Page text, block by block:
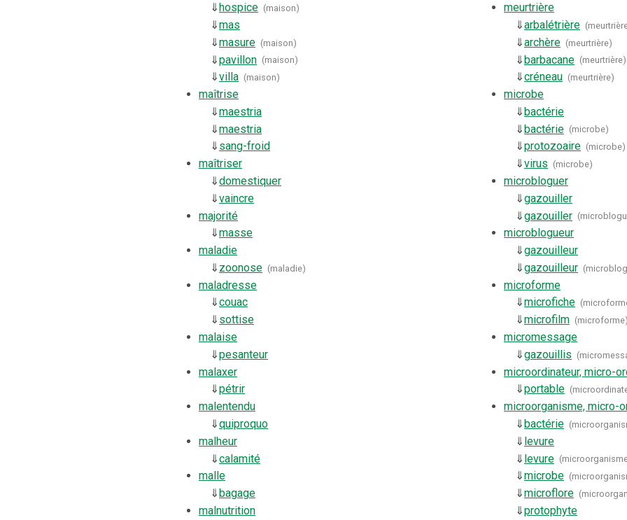
⇓ hospice (maison)
⇓mas
⇓masure (maison)
⇓pavillon (maison)
⇓villa (maison)
maîtrise
⇓maestria
⇓maestria
⇓ sang-froid
maîtriser
⇓domestiquer
⇓vaincre
majorité
⇓masse
maladie
⇓ zoonose (maladie)
maladresse
⇓couac
⇓ sottise
malaise
⇓pesanteur
malaxer
⇓pétrir
malentendu
⇓quiproquo
malheur
⇓calamité
malle
⇓bagage
malnutrition
meurtrière
⇓arbalétrière (
⇓archère (meurtrière)
⇓barbacane (meurtrière)
⇓créneau (meurtrière)
microbe
⇓bactérie
⇓bactérie (microbe)
⇓protozoaire (microbe)
⇓virus (microbe)
microbloguer
⇓gazouiller
⇓gazouiller (
microblogueur
⇓gazouilleur
⇓gazouilleur (
microforme
⇓microfiche (
⇓microfilm (microforme
micromessage
⇓gazouillis (
microordinateur, micro-
⇓portable (
microorganisme, micro-
⇓bactérie (
⇓ levure
⇓ levure (
⇓microbe (
⇓microflore (
⇓protophyte